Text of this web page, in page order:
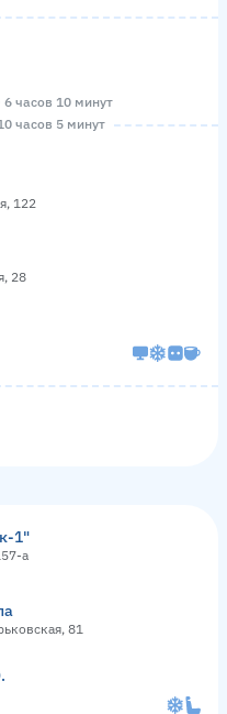
часов 10 минут
часов 5 минут
122
28
1"
а
81